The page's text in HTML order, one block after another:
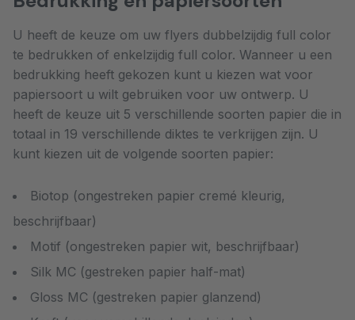
U heeft de keuze om uw flyers dubbelzijdig full color
te bedrukken of enkelzijdig full color. Wanneer u een
bedrukking heeft gekozen kunt u kiezen wat voor
papiersoort u wilt gebruiken voor uw ontwerp. U
heeft de keuze uit 5 verschillende soorten papier die in
totaal in 19 verschillende diktes te verkrijgen zijn. U
kunt kiezen uit de volgende soorten papier:
Biotop (ongestreken papier cremé kleurig,
beschrijfbaar)
Motif (ongestreken papier wit, beschrijfbaar)
Silk MC (gestreken papier half-mat)
Gloss MC (gestreken papier glanzend)